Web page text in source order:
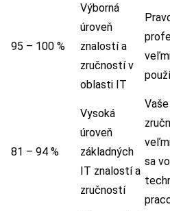
95 – 100 %
Výborná
úroveň
znalostí a
zručností v
oblasti IT
81 – 94 %
Vysoká
úroveň
základných
IT znalostí a
zručností
sa